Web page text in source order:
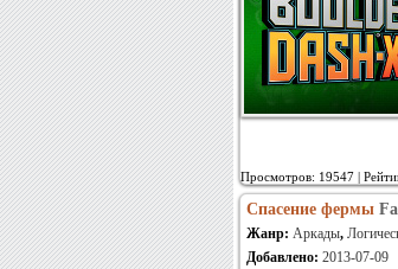
Просмотров: 19547 |
Спасение фермы
Жанр: Аркады,
Добавлено: 2013-07-09